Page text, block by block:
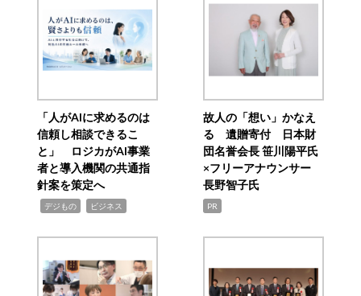
「人がAIに求めるのは
信頼し相談できるこ
と」 ロジカがAI事業
者と導入機関の共通指
針案を策定へ
デジもの ビジネス
故人の「想い」かなえ
る 遺贈寄付 日本財
団名誉会長 笹川陽平氏
×フリーアナウンサー
長野智子氏
PR